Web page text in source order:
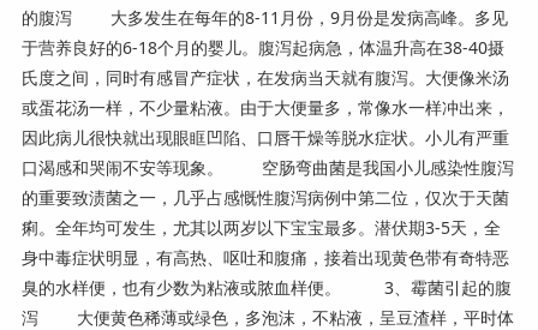
的腹泻 大多发生在每年的8-11月份，9月份是发病高峰。多见
于营养良好的6-18个月的婴儿。腹泻起病急，体温升高在38-40摄
氏度之间，同时有感冒产症状，在发病当天就有腹泻。大便像米汤
或蛋花汤一样，不少量粘液。由于大便量多，常像水一样冲出来，
因此病儿很快就出现眼眶凹陷、口唇干燥等脱水症状。小儿有严重
口渴感和哭闹不安等现象。 空肠弯曲菌是我国小儿感染性腹泻
的重要致渍菌之一，几乎占感慨性腹泻病例中第二位，仅次于天菌
痢。全年均可发生，尤其以两岁以下宝宝最多。潜伏期3-5天，全
身中毒症状明显，有高热、呕吐和腹痛，接着出现黄色带有奇特恶
臭的水样便，也有少数为粘液或脓血样便。 3、霉菌引起的腹
泻 大便黄色稀薄或绿色，多泡沫，不粘液，呈豆渣样，平时体